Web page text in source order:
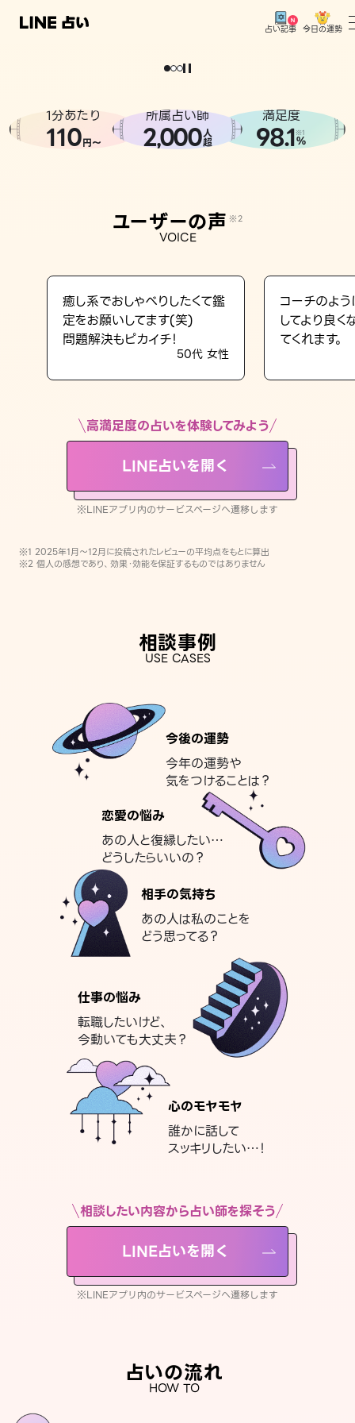
占い記事 今日の運勢
相談事例
占い記事
LINE占いを開く
※LINEアプリ内のサービスページへ遷移します
どうせなら
。
1分あたり
110円〜
所属占い師
2,000人
超
満足度
98.1※1
%
ユーザーの声 ※2
VOICE
癒し系でおしゃべりしたくて鑑
定をお願いしてます(笑)
問題解決もピカイチ！
50代 女性
コーチのよ
してより良
てくれます。
高満足度の占いを体験してみよう
LINE占いを開く
※LINEアプリ内のサービスページへ遷移します
※1 2025年1月〜12月に投稿されたレビューの平均点をもとに算出
※2 個人の感想であり、効果・効能を保証するものではありません
相談事例
USE CASES
今後の運勢
今年の運勢や
気をつけることは？
恋愛の悩み
あの人と復縁したい…
どうしたらいいの？
相手の気持ち
あの人は私のことを
どう思ってる？
仕事の悩み
転職したいけど、
今動いても大丈夫？
心のモヤモヤ
誰かに話して
スッキリしたい…！
相談したい内容から占い師を探そう
LINE占いを開く
※LINEアプリ内のサービスページへ遷移します
占いの流れ
HOW TO